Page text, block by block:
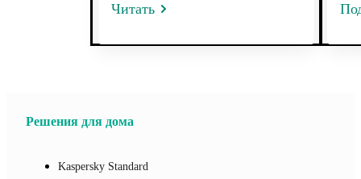
Читать
Решения для дома
Kaspersky Standard